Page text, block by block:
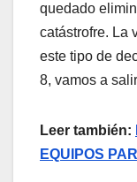
quedado
catástrofre. La
este tipo de
8, vamos a
Leer también:
EQUIPOS